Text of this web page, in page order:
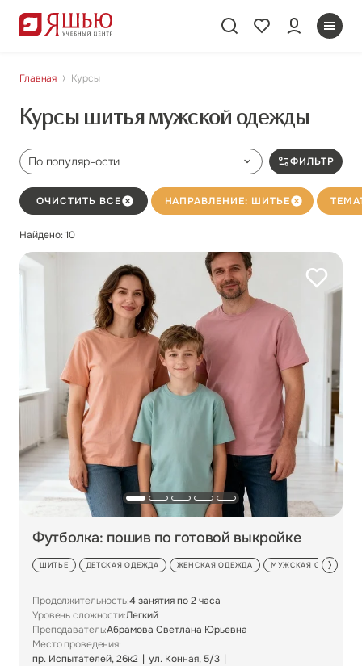
Главная Курсы
Курсы шитья мужской одежды
По популярности ФИЛЬТР
НАПРАВЛЕНИЕ: ШИТЬЕ
ОЧИСТИТЬ ВСЕ
Найдено: 10
Футболка: пошив по готовой выкройке
ШИТЬЕ ДЕТСКАЯ ОДЕЖДА ЖЕНСКАЯ ОДЕЖДА МУЖСКАЯ ОДЕЖДА
Продолжительность:4 занятия по 2 часа
Уровень сложности:Легкий
Преподаватель:Абрамова Светлана Юрьевна
Место проведения:
пр. Испытателей, 26к2
ул. Конная, 5/3